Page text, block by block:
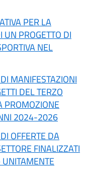
PER LA
UN PROGETTO DI
NEL
MANIFESTAZIONI
DEL TERZO
PROMOZIONE
2024-2026
OFFERTE DA
FINALIZZATI